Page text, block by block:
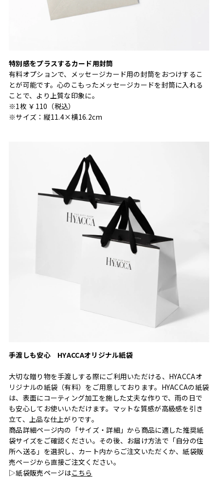
特別感をプラスするカード用封筒
有料オプションで、メッセージカード用の封筒をおつけするこ
とが可能です。心のこもったメッセージカードを封筒に入れる
ことで、より上質な印象に。
※1枚 ￥110（税込）
※サイズ：縦11.4×横16.2cm
手渡しも安心 HYACCAオリジナル紙袋
大切な贈り物を手渡しする際にご利用いただける、HYACCAオ
リジナルの紙袋（有料）をご用意しております。HYACCAの紙袋
は、表面にコーティング加工を施した丈夫な作りで、雨の日で
も安心してお使いいただけます。マットな質感が高級感を引き
立て、上品な仕上がりです。
商品詳細ページ内の「サイズ・詳細」から商品に適した推奨紙
袋サイズをご確認ください。その後、お届け方法で「自分の住
所へ送る」を選択し、カート内からご注文いただくか、紙袋販
売ページから直接ご注文ください。
▷紙袋販売ページはこちら